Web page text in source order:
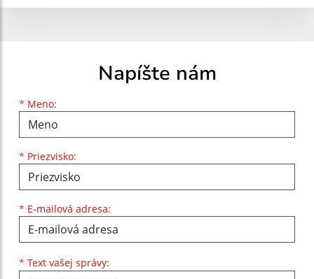
Napíšte nám
* Meno:
Meno
* Priezvisko:
Priezvisko
* E-mailová adresa:
E-mailová adresa
* Text vašej správy: